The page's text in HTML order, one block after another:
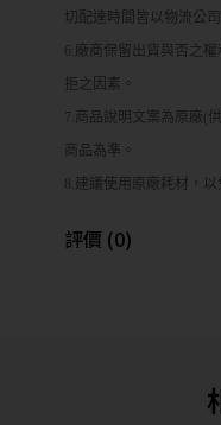
切配達時間皆以物流公
6.廠商保留出貨與否之
拒之因素。
7.商品說明文案為原廠(
商品為準。
8.建議使用原廠耗材，以
評價 (0)